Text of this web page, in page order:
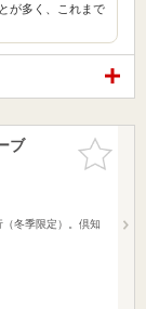
が多く、これまで
お気に入
りに追加
ブ
冬季限定）。倶知